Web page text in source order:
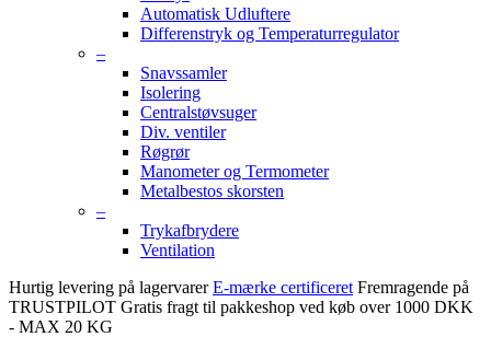
Automatisk Udluftere
Differenstryk og Temperaturregulator
–
Snavssamler
Isolering
Centralstøvsuger
Div. ventiler
Røgrør
Manometer og Termometer
Metalbestos skorsten
–
Trykafbrydere
Ventilation
Hurtig levering på lagervarer E-mærke certificeret Fremragende på
TRUSTPILOT Gratis fragt til pakkeshop ved køb over 1000 DKK
- MAX 20 KG